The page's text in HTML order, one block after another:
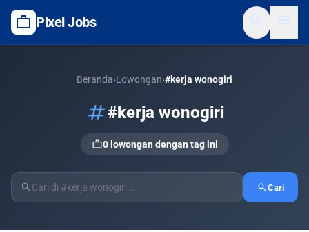
work Pixel Jobs
Beranda›Lowongan›#kerja wonogiri
tag#kerja wonogiri
work0 lowongan dengan tag ini
search searchCari